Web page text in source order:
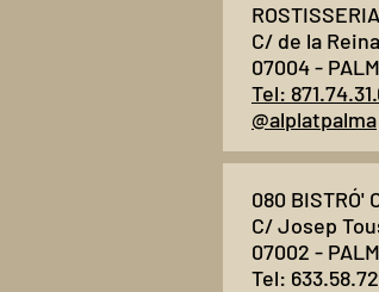
C/ de la
07004 -
Tel:
@alplatpalma
080 BISTRÓ'
C/ Josep
07002 -
Tel: